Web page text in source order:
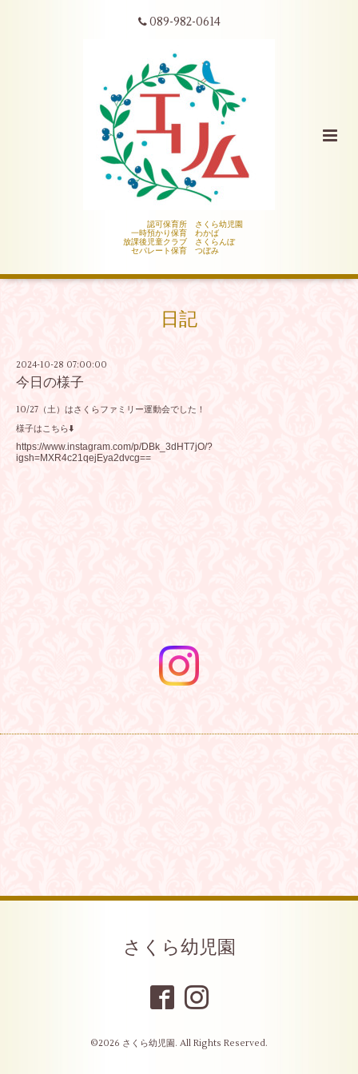
089-982-0614
認可保育所 さくら幼児園
一時預かり保育 わかば
放課後児童クラブ さくらんぼ
セパレート保育 つぼみ
日記
2024-10-28 07:00:00
今日の様子
10/27（土）はさくらファミリー運動会でした！
様子はこちら⬇️
https://www.instagram.com/p/DBk_3dHT7jO/?
igsh=MXR4c21qejEya2dvcg==
さくら幼児園
©2026 さくら幼児園. All Rights Reserved.